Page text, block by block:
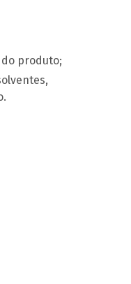
produto;